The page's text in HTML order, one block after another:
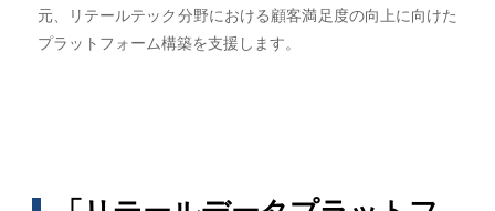
元、リテールテック分野における顧客満足度の向上に向けた
プラットフォーム構築を支援します。